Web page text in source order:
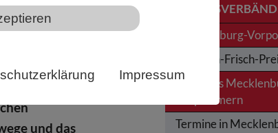
Impressum
haben mit
und das
Mecklenburg-
Karl-von-Frisch-
News aus
Vorpommern
Termine in